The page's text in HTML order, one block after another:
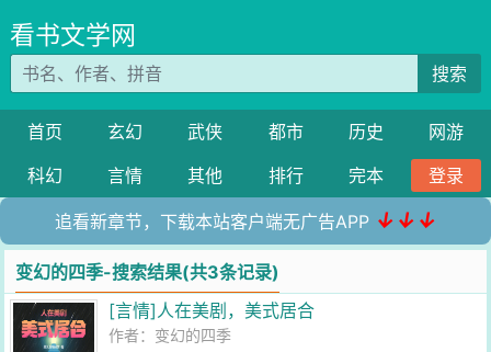
看书文学网
搜索
首页 玄幻 武侠 都市 历史
网游
科幻
言情 其他 排行 完本 登录
追看新章节，下载本站客户端无广告APP ↓↓↓
变幻的四季-搜索结果(共3条记录)
[言情]人在美剧，美式居合
作者： 变幻的四季